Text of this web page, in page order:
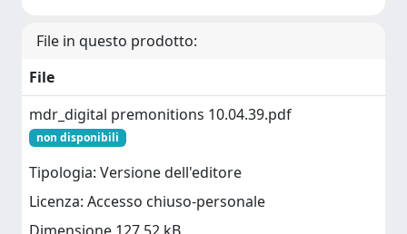
File in questo prodotto:
File
mdr_digital premonitions 10.04.39.pdf
non disponibili
Tipologia: Versione dell'editore
Licenza: Accesso chiuso-personale